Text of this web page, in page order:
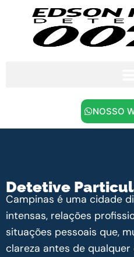
NOSSO
Detetive
Campinas é uma cidade
intensas, relações
situações pessoais que,
clareza antes de qualquer